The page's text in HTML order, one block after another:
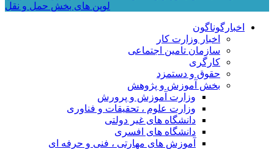
لوپن های بخش حمل و نقل
اخبارگوناگون
اخبار وزارت کار
سازمان تامین اجتماعی
کارگری
حقوق و دستمزد
بخش آموزش و پژوهش
وزارت آموزش و پرورش
وزارت علوم ، تحقیقات و فناوری
دانشگاه های غیر دولتی
دانشگاه های افسری
آموزش های مهارتی ، فنی و حرفه ای